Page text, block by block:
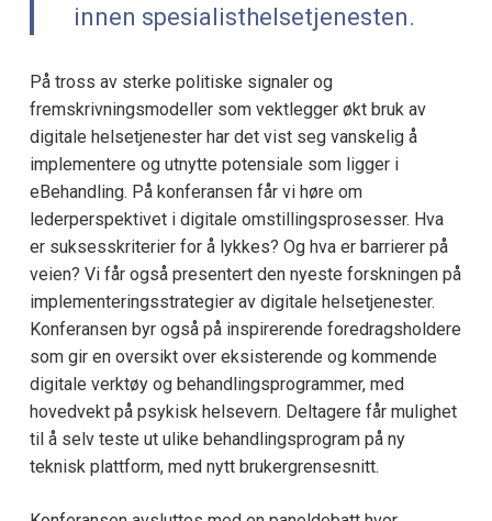
innen spesialisthelsetjenesten.
På tross av sterke politiske signaler og
fremskrivningsmodeller som vektlegger økt bruk av
digitale helsetjenester har det vist seg vanskelig å
implementere og utnytte potensiale som ligger i
eBehandling. På konferansen får vi høre om
lederperspektivet i digitale omstillingsprosesser. Hva
er suksesskriterier for å lykkes? Og hva er barrierer på
veien? Vi får også presentert den nyeste forskningen på
implementeringsstrategier av digitale helsetjenester.
Konferansen byr også på inspirerende foredragsholdere
som gir en oversikt over eksisterende og kommende
digitale verktøy og behandlingsprogrammer, med
hovedvekt på psykisk helsevern. Deltagere får mulighet
til å selv teste ut ulike behandlingsprogram på ny
teknisk plattform, med nytt brukergrensesnitt.